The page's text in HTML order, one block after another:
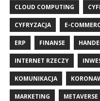
CLOUD COMPUTING
CYFRYZACJA E-
ERP FINANSE
INTERNET RZECZY
KOMUNIKACJA
MARKETING METAVERSE